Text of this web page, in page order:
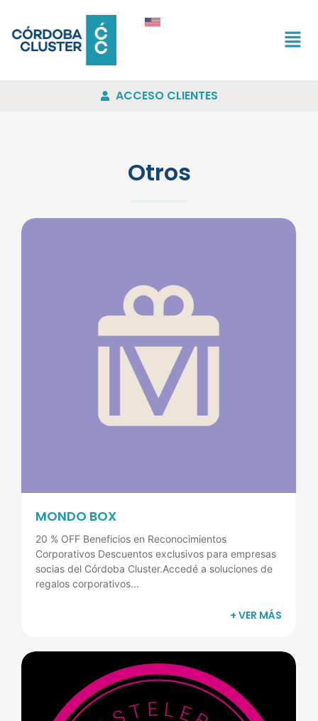
ACCESO CLIENTES
Otros
MONDO BOX
20 % OFF Beneficios en Reconocimientos
Corporativos Descuentos exclusivos para empresas
socias del Córdoba Cluster.Accedé a soluciones de
regalos corporativos...
+ VER MÁS